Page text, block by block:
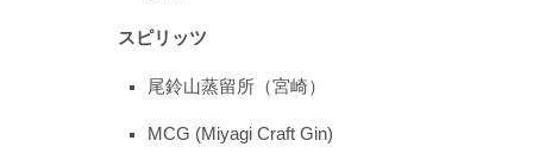
スピリッツ
尾鈴山蒸留所（宮崎）
MCG (Miyagi Craft Gin)